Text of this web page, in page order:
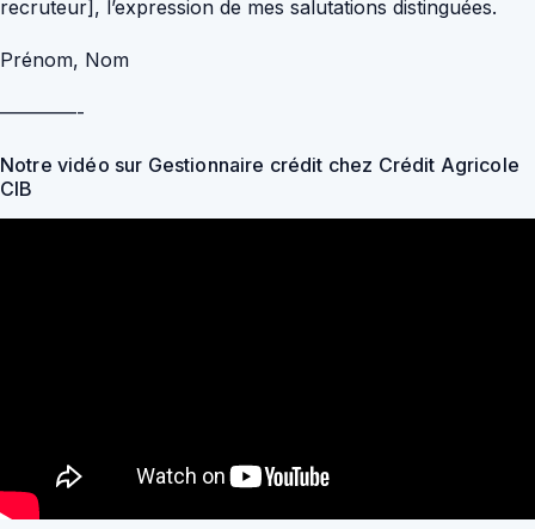
recruteur], l’expression de mes salutations distinguées.
Prénom, Nom
————-
Notre vidéo sur Gestionnaire crédit chez Crédit Agricole
CIB